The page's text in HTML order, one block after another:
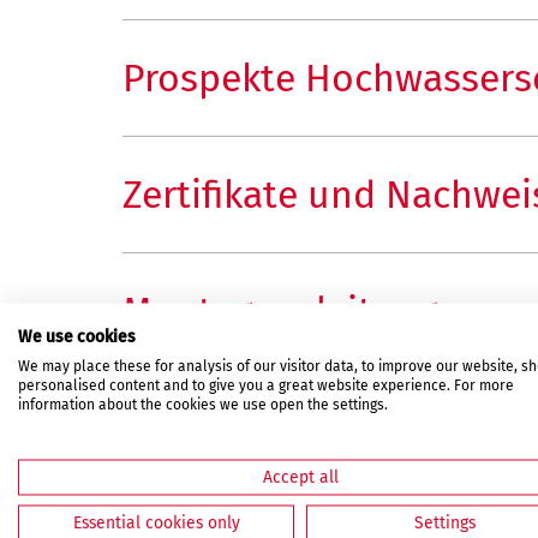
Prospekte
Zertifikate und
Montageanleitungen
Aufmaßblätter
We use cookies
We may place these for analysis of our visitor data, to improve our website,
personalised content and to give you a great website experience. For more
information about the cookies we use open the settings.
Accept all
Essential cookies only Settings